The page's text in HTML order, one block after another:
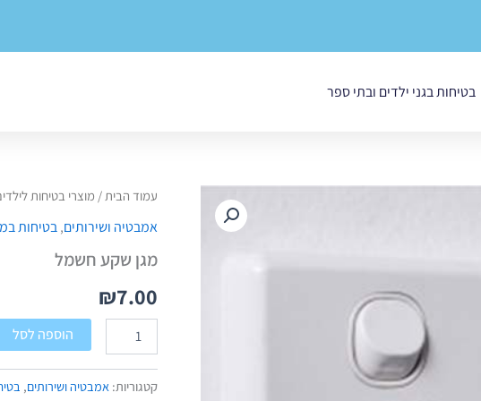
בטיחות בגני ילדים ובתי ספר
עמוד הבית/ מוצרי בטיחות
אמבטיה ושירותים,בטיחות
מגן שקע חשמל
₪7.00
כמות
מגן
חשמל
הוספה לסל
קטגוריות: אמבטיה ושירותים,